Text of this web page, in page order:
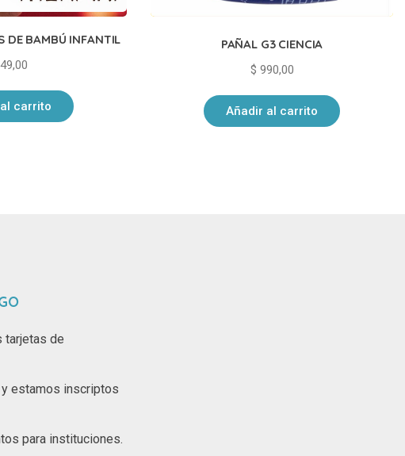
DE BAMBÚ INFANTIL
carrito
PAÑAL G3 CIENCIA
$ 990,00
Añadir al carrito
tarjetas de
y estamos inscriptos
para instituciones.